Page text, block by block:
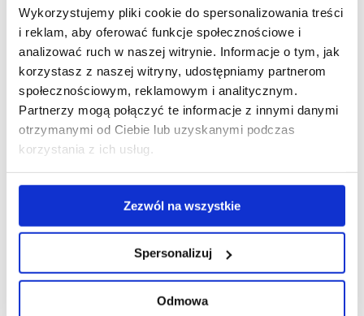
Wykorzystujemy pliki cookie do spersonalizowania treści
i reklam, aby oferować funkcje społecznościowe i
analizować ruch w naszej witrynie. Informacje o tym, jak
korzystasz z naszej witryny, udostępniamy partnerom
społecznościowym, reklamowym i analitycznym.
Partnerzy mogą połączyć te informacje z innymi danymi
otrzymanymi od Ciebie lub uzyskanymi podczas
korzystania z ich usług.
Zezwól na wszystkie
Spersonalizuj
Odmowa